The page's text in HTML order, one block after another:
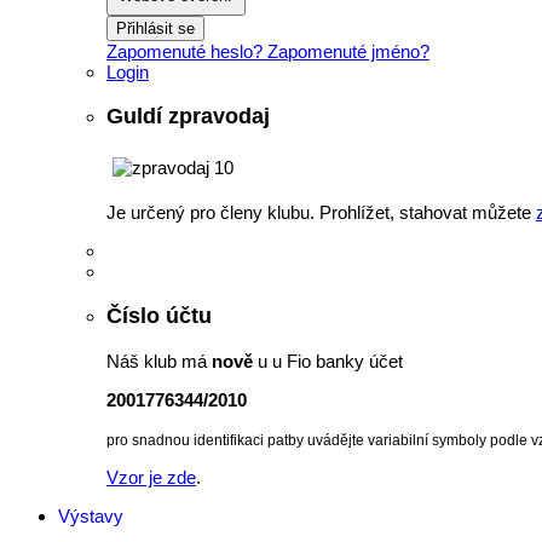
Přihlásit se
Zapomenuté heslo? Zapomenuté jméno?
Login
Guldí zpravodaj
Je určený pro členy klubu. Prohlížet, stahovat můžete
Číslo účtu
Náš klub má nově u u Fio banky účet
2001776344/2010
pro snadnou identifikaci patby uvádějte variabilní symboly podle
Vzor je zde.
Výstavy